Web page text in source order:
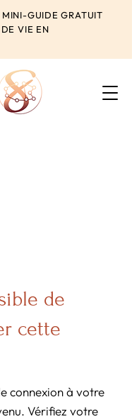
MINI-GUIDE GRATUIT
VIE EN
de
cette
connexion à votre
Vérifiez votre